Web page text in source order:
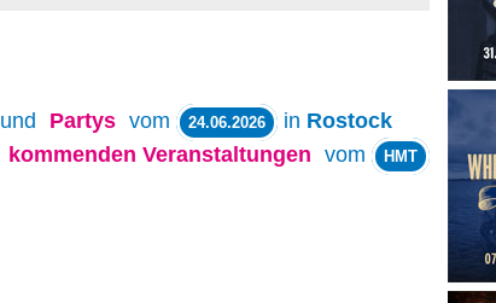
und Partys vom 24.06.2026 in Rostock
kommenden Veranstaltungen vom HMT